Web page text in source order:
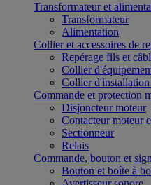
Transformateur et
Transformateur
Alimentation
Collier et accessoires de
Repérage fils et
Collier
Collier
Commande et protection
Disjoncteur moteur
Contacteur moteur
Sectionneur
Relais
Commande, bouton et
Bouton et boîte à